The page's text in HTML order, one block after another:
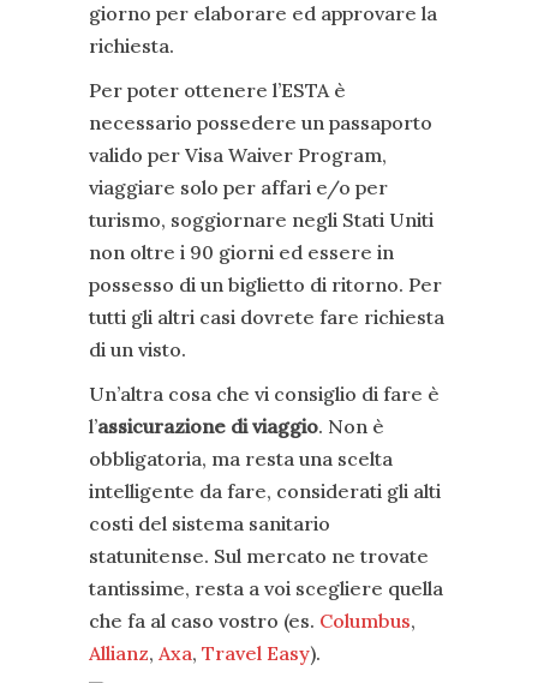
giorno per elaborare ed approvare la
richiesta.
Per poter ottenere l’ESTA è
necessario possedere un passaporto
valido per Visa Waiver Program,
viaggiare solo per affari e/o per
turismo, soggiornare negli Stati Uniti
non oltre i 90 giorni ed essere in
possesso di un biglietto di ritorno. Per
tutti gli altri casi dovrete fare richiesta
di un visto.
Un’altra cosa che vi consiglio di fare è
l’assicurazione di viaggio. Non è
obbligatoria, ma resta una scelta
intelligente da fare, considerati gli alti
costi del sistema sanitario
statunitense. Sul mercato ne trovate
tantissime, resta a voi scegliere quella
che fa al caso vostro (es. Columbus,
Allianz, Axa, Travel Easy).